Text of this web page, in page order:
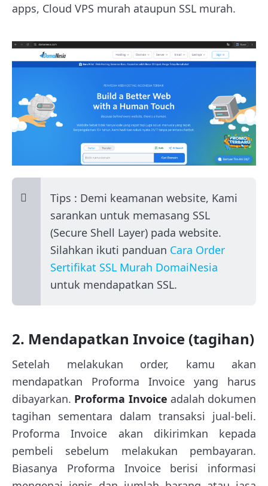
apps, Cloud VPS murah ataupun SSL murah.
Tips : Demi keamanan website, Kami
sarankan untuk memasang SSL
(Secure Shell Layer) pada website.
Silahkan ikuti panduan Cara Order
Sertifikat SSL Murah DomaiNesia
untuk mendapatkan SSL.
2. Mendapatkan Invoice (tagihan)
Setelah melakukan order, kamu akan
mendapatkan Proforma Invoice yang harus
dibayarkan. Proforma Invoice adalah dokumen
tagihan sementara dalam transaksi jual-beli.
Proforma Invoice akan dikirimkan kepada
pembeli sebelum melakukan pembayaran.
Biasanya Proforma Invoice berisi informasi